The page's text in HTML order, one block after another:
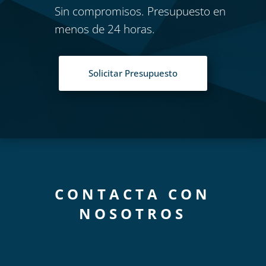
Sin compromisos. Presupuesto en
menos de 24 horas.
Solicitar Presupuesto
CONTACTA CON
NOSOTROS